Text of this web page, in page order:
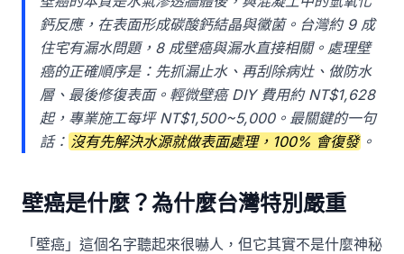
鈣反應，在表面形成碳酸鈣結晶與黴菌。台灣約 9 成
住宅有漏水問題，8 成壁癌與漏水直接相關。處理壁
癌的正確順序是：先抓漏止水、再刮除病灶、做防水
層、最後修復表面。輕微壁癌 DIY 費用約 NT$1,628
起，專業施工每坪 NT$1,500~5,000。最關鍵的一句
話： 沒有先解決水源就做表面處理，100% 會復發 。
壁癌是什麼？為什麼台灣特別嚴重
「壁癌」這個名字聽起來很嚇人，但它其實不是什麼神秘